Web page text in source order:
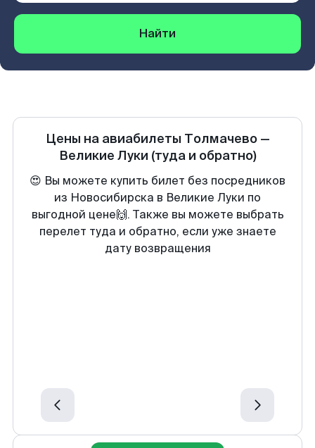
Найти
Цены на авиабилеты Толмачево—
Великие Луки (туда и обратно)
😍 Вы можете купить билет без посредников
из Новосибирска в Великие Луки по
выгодной цене🙌. Также вы можете выбрать
перелет туда и обратно, если уже знаете
дату возвращения